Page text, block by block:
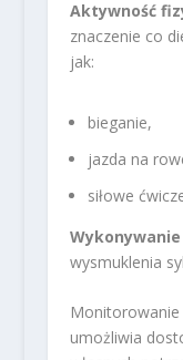
Aktywność
znaczenie co
jak:
bieganie,
jazda na
siłowe
Wykonywanie
wysmuklenia
umożliwia